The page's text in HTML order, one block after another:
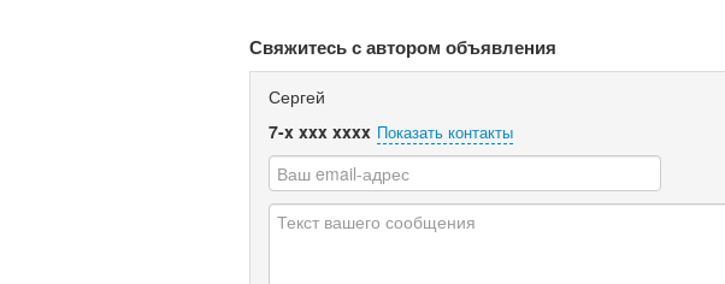
Свяжитесь с автором объявления
Сергей
7-x xxx xxxx Показать контакты